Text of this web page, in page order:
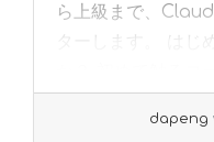
ら上級まで、
ターします。 はじ
dapeng